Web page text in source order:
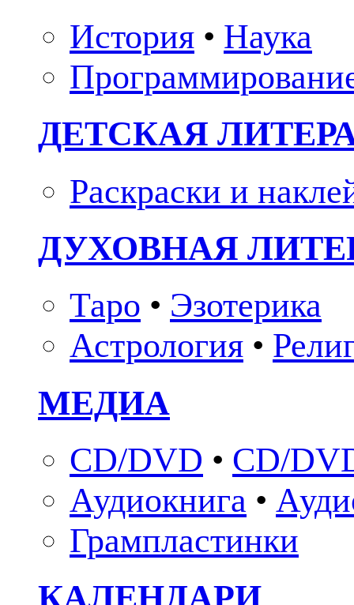
История • Наука
ДЕТСКАЯ
Раскраски и
ДУХОВНАЯ
Таро • Эзотерика
Астрология •
МЕДИА
CD/DVD • CD/
Аудиокнига •
Грампластинки